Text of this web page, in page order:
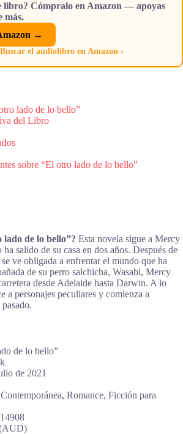
libro? Cómpralo en Amazon — apoyas
más.
→
el audiolibro en Amazon ›
lado de lo bello”
del Libro
sobre “El otro lado de lo bello”
de lo bello”? Esta novela sigue a Mercy
salido de su casa en dos años. Después de
ve obligada a enfrentar el mundo que ha
de su perro salchicha, Wasabi, Mercy
desde Adelaide hasta Darwin. A lo
a personajes peculiares y comienza a
de lo bello”
de 2021
Romance, Ficción para